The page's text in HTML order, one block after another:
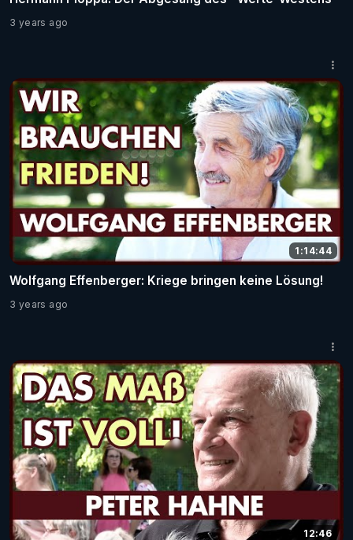
3 years ago
1:14:44
Wolfgang Effenberger: Kriege bringen keine Lösung!
3 years ago
12:46